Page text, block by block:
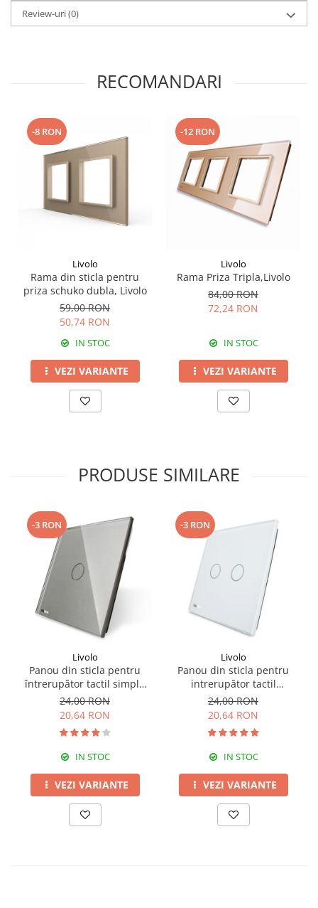
Review-uri(0)
RECOMANDARI
-8 RON
Livolo
Rama din sticla pentru
priza schuko dubla, Livolo
59,00 RON
50,74 RON
IN STOC
VEZI VARIANTE
-12 RON
Livolo
Rama Priza Tripla,Livolo
84,00 RON
72,24 RON
IN STOC
VEZI VARIANTE
PRODUSE SIMILARE
-3 RON
Livolo
Panou din sticla pentru
întrerupător tactil simplu
Livolo
24,00 RON
20,64 RON
IN STOC
VEZI VARIANTE
-3 RON
Livolo
Panou din sticla pentru
intrerupător tactil
dublu,Livolo
24,00 RON
20,64 RON
IN STOC
VEZI VARIANTE